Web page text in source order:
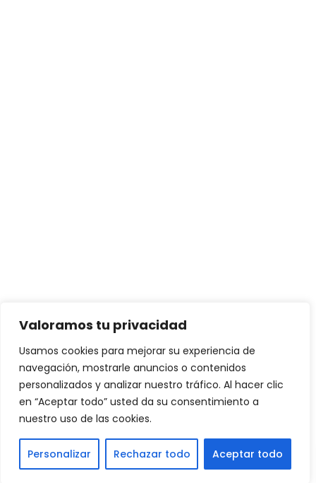
Valoramos tu privacidad
Usamos cookies para mejorar su experiencia de
navegación, mostrarle anuncios o contenidos
personalizados y analizar nuestro tráfico. Al hacer clic
en “Aceptar todo” usted da su consentimiento a
nuestro uso de las cookies.
Personalizar Rechazar todo Aceptar todo